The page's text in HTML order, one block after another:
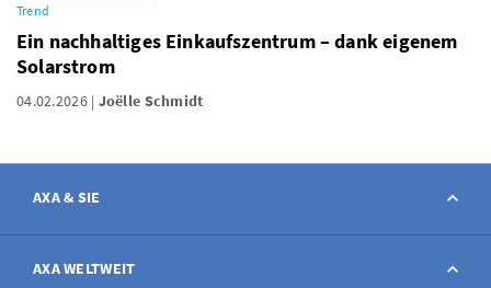
Trend
Ein nachhaltiges Einkaufszentrum – dank eigenem
Solarstrom
04.02.2026 Joëlle Schmidt
AXA & SIE
Kontakt
AXA WELTWEIT